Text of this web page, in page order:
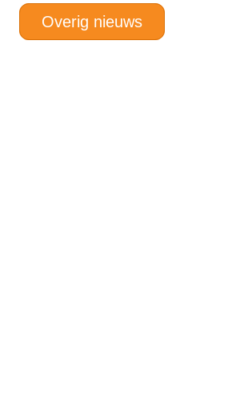
Overig nieuws